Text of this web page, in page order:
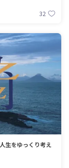
32
生をゆっくり考え